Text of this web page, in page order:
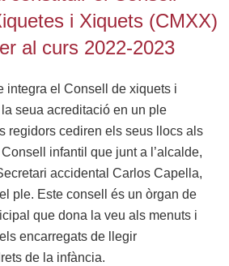
i Xiquets (CMXX)
al curs 2022-2023
integra el Consell de xiquets i
seua acreditació en un ple
regidors cediren els seus llocs als
infantil que junt a l’alcalde,
accidental Carlos Capella,
ple. Este consell és un òrgan de
que dona la veu als menuts i
encarregats de llegir
de la infància.